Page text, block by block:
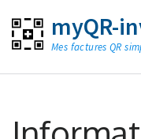
au
contenu
(Pressez
myQR-
Mes factures QR